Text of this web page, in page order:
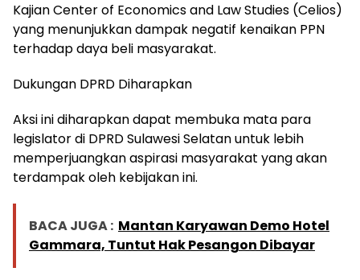
Kajian Center of Economics and Law Studies (Celios)
yang menunjukkan dampak negatif kenaikan PPN
terhadap daya beli masyarakat.
Dukungan DPRD Diharapkan
Aksi ini diharapkan dapat membuka mata para
legislator di DPRD Sulawesi Selatan untuk lebih
memperjuangkan aspirasi masyarakat yang akan
terdampak oleh kebijakan ini.
BACA JUGA : Mantan Karyawan Demo Hotel
Gammara, Tuntut Hak Pesangon Dibayar